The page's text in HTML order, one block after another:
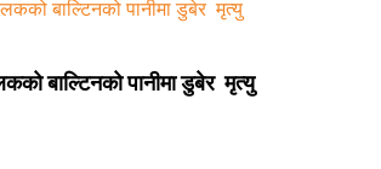
बाल्टिनको पानीमा डुबेर मृत्यु